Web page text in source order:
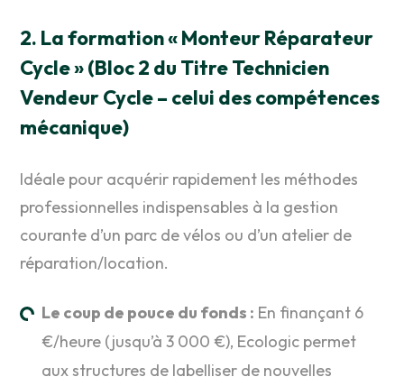
2. La formation « Monteur Réparateur
Cycle » (Bloc 2 du Titre Technicien
Vendeur Cycle – celui des compétences
mécanique)
Idéale pour acquérir rapidement les méthodes
professionnelles indispensables à la gestion
courante d’un parc de vélos ou d’un atelier de
réparation/location.
Le coup de pouce du fonds : En finançant 6
€/heure (jusqu’à 3 000 €), Ecologic permet
aux structures de labelliser de nouvelles